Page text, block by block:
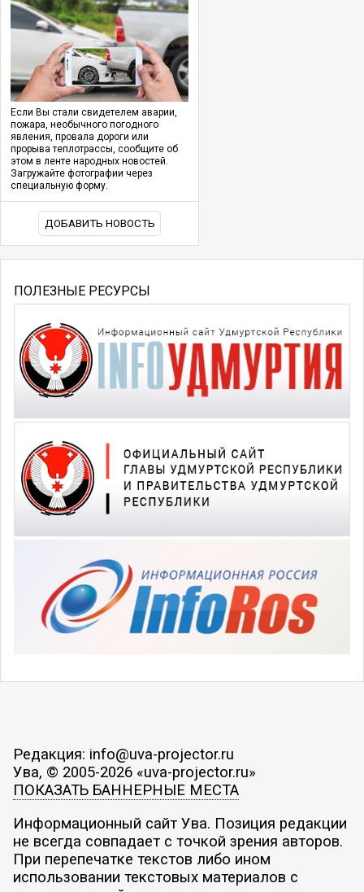
Если Вы стали свидетелем аварии,
пожара, необычного погодного
явления, провала дороги или
прорыва теплотрассы, сообщите об
этом в ленте народных новостей.
Загружайте фотографии через
специальную форму.
ДОБАВИТЬ НОВОСТЬ
ПОЛЕЗНЫЕ РЕСУРСЫ
Редакция: info@uva-projector.ru
Ува, © 2005-2026 «uva-projector.ru»
ПОКАЗАТЬ БАННЕРНЫЕ МЕСТА
Информационный сайт Ува. Позиция редакции
не всегда совпадает с точкой зрения авторов.
При перепечатке текстов либо ином
использовании текстовых материалов с